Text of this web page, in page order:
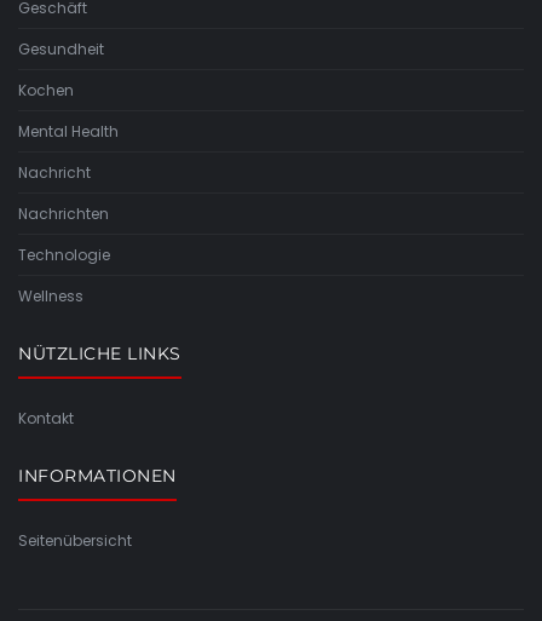
Geschäft
Gesundheit
Kochen
Mental Health
Nachricht
Nachrichten
Technologie
Wellness
NÜTZLICHE LINKS
Kontakt
INFORMATIONEN
Seitenübersicht